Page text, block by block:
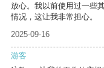
放心。我以前使用过一些
情况，这让我非常担心。
2025-09-16
游客